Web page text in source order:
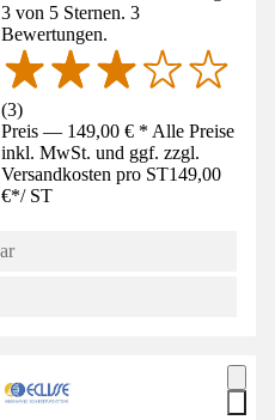
3 von 5 Sternen. 3
Bewertungen.
(3)
Preis — 149,00 € * Alle Preise
inkl. MwSt. und ggf. zzgl.
Versandkosten pro ST149,00
€*/ ST